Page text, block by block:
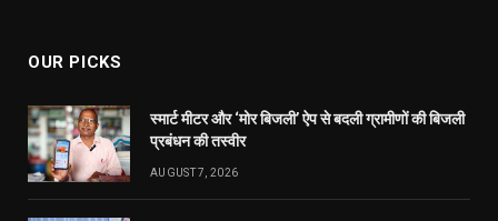
OUR PICKS
स्मार्ट मीटर और ‘मोर बिजली’ ऐप से बदली ग्रामीणों की बिजली
प्रबंधन की तस्वीर
AUGUST 7, 2026